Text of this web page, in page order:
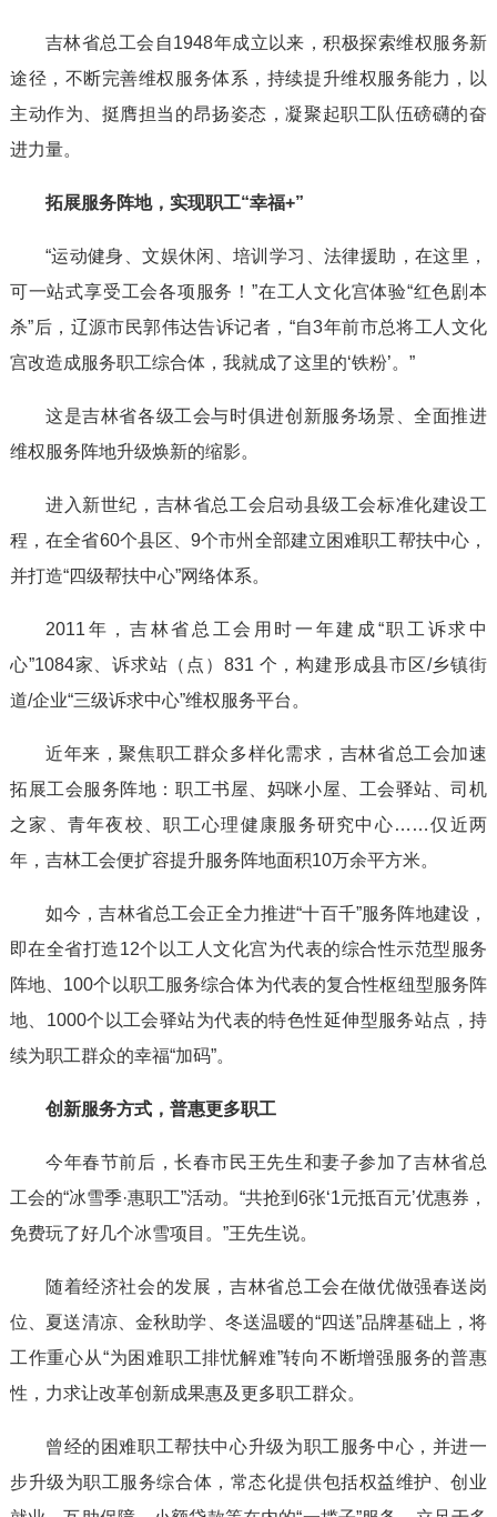
吉林省总工会自1948年成立以来，积极探索维权服务新
途径，不断完善维权服务体系，持续提升维权服务能力，以
主动作为、挺膺担当的昂扬姿态，凝聚起职工队伍磅礴的奋
进力量。
拓展服务阵地，实现职工“幸福+”
“运动健身、文娱休闲、培训学习、法律援助，在这里，
可一站式享受工会各项服务！”在工人文化宫体验“红色剧本
杀”后，辽源市民郭伟达告诉记者，“自3年前市总将工人文化
宫改造成服务职工综合体，我就成了这里的‘铁粉’。”
这是吉林省各级工会与时俱进创新服务场景、全面推进
维权服务阵地升级焕新的缩影。
进入新世纪，吉林省总工会启动县级工会标准化建设工
程，在全省60个县区、9个市州全部建立困难职工帮扶中心，
并打造“四级帮扶中心”网络体系。
2011年，吉林省总工会用时一年建成“职工诉求中
心”1084家、诉求站（点）831 个，构建形成县市区/乡镇街
道/企业“三级诉求中心”维权服务平台。
近年来，聚焦职工群众多样化需求，吉林省总工会加速
拓展工会服务阵地：职工书屋、妈咪小屋、工会驿站、司机
之家、青年夜校、职工心理健康服务研究中心……仅近两
年，吉林工会便扩容提升服务阵地面积10万余平方米。
如今，吉林省总工会正全力推进“十百千”服务阵地建设，
即在全省打造12个以工人文化宫为代表的综合性示范型服务
阵地、100个以职工服务综合体为代表的复合性枢纽型服务阵
地、1000个以工会驿站为代表的特色性延伸型服务站点，持
续为职工群众的幸福“加码”。
创新服务方式，普惠更多职工
今年春节前后，长春市民王先生和妻子参加了吉林省总
工会的“冰雪季·惠职工”活动。“共抢到6张‘1元抵百元’优惠券，
免费玩了好几个冰雪项目。”王先生说。
随着经济社会的发展，吉林省总工会在做优做强春送岗
位、夏送清凉、金秋助学、冬送温暖的“四送”品牌基础上，将
工作重心从“为困难职工排忧解难”转向不断增强服务的普惠
性，力求让改革创新成果惠及更多职工群众。
曾经的困难职工帮扶中心升级为职工服务中心，并进一
步升级为职工服务综合体，常态化提供包括权益维护、创业